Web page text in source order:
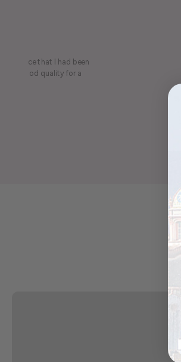
a piece that I had been
is good quality for a